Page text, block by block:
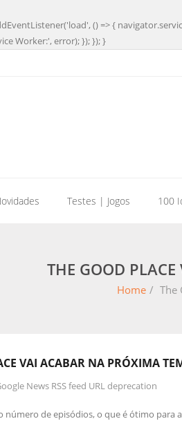
() => {
Worker:', error); }); }); }
Testes | Jogos 100
THE GOOD
Home / The
VAI ACABAR NA PRÓXIMA
News RSS feed URL deprecation
número de episódios, o que é ótimo para a